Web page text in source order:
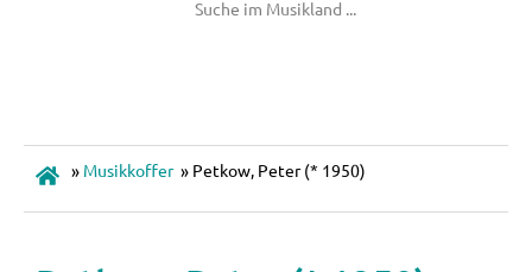
» Musikkoffer » Petkow, Peter (* 1950)